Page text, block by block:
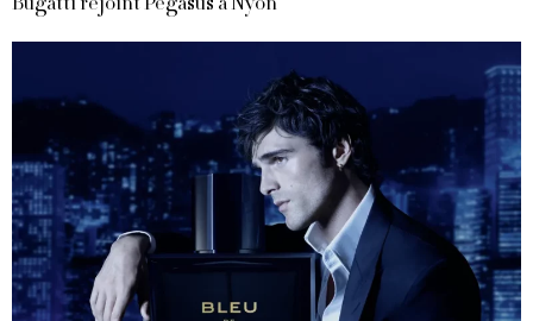
Bugatti rejoint Pegasus à Nyon